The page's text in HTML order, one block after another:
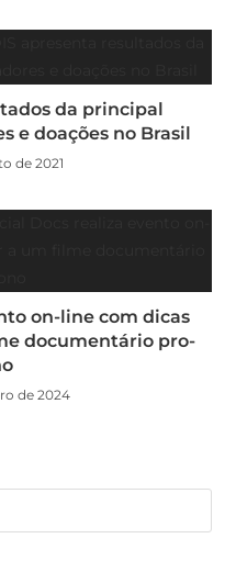
da principal
e doações no Brasil
de 2021
on-line com dicas
documentário pro-
de 2024